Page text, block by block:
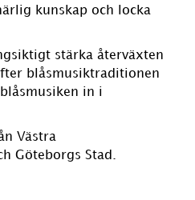
kunskap och locka
stärka återväxten
blåsmusiktraditionen
in i
Västra
Göteborgs Stad.